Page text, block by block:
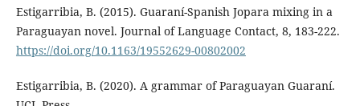
Estigarribia, B. (2015). Guaraní-Spanish Jopara mixing in a
Paraguayan novel. Journal of Language Contact, 8, 183-222.
https://doi.org/10.1163/19552629-00802002
Estigarribia, B. (2020). A grammar of Paraguayan Guaraní.